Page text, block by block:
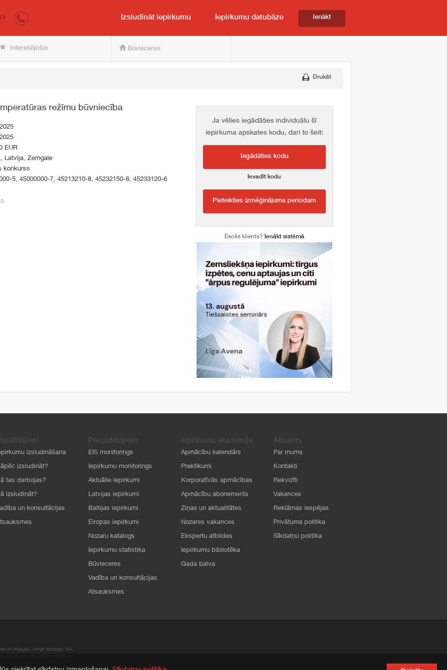
pircējam un pārdevējam
LV Izsludināt iepirkumu Iepirkumu datubāze Ienākt
Interesējošie Būvieceres
Drukāt
režīmu būvniecība
EUR
Latvija, Zemgale
konkurss
5, 45000000-7, 45213210-8, 45232150-8, 45233120-6
Ja vēlies iegādāties individuālu šī
iepirkuma apskates kodu, dari to šeit:
Iegādāties kodu
Ievadīt kodu
Pieteikties izmēģinājuma periodam
Esošs klients? Ienākt sistēmā
izsludināšana
izsludināt?
tas darbojas?
izsludināt?
un konsultācijas
Piegādātājiem
EIS monitorings
Iepirkumu monitorings
Aktuālie iepirkumi
Latvijas iepirkumi
Baltijas iepirkumi
Eiropas iepirkumi
Nozaru katalogs
Iepirkumu statistika
Būvieceres
Vadība un konsultācijas
Atsauksmes
Iepirkumu akadēmija
Apmācību kalendārs
Praktikumi
Korporatīvās apmācības
Apmācību abonements
Ziņas un aktualitātes
Nozares vakances
Ekspertu atbildes
Iepirkumu bibliotēka
Gada balva
Atbalsts
Par mums
Kontakti
Rekvizīti
Vakances
Reklāmas iespējas
Privātuma politika
Sīkdatņu politika
atļaujas, stingri aizliegta. SIA